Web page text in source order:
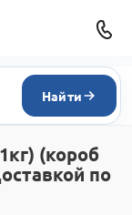
Найти
(короб
по